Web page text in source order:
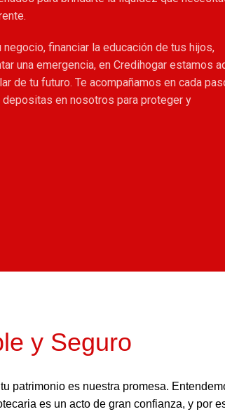
negocio, financiar la educación de tus hijos,
una emergencia, en Credihogar estamos
de tu futuro. Te acompañamos en cada
depositas en nosotros para proteger y
y Seguro
patrimonio es nuestra promesa.
es un acto de gran confianza, y por